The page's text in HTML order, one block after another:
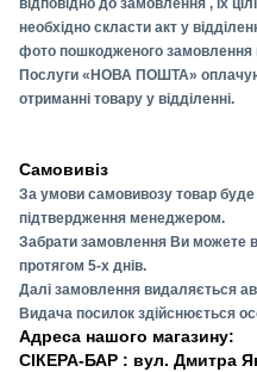
необхідно скласти акт у
фото пошкодженого замовлення
Послуги «НОВА ПОШТА»
отриманні товару у відділенні.
Самовивіз
За умови самовивозу товар буде
підтвердження менеджером.
Забрати замовлення Ви можете
протягом 5-х днів.
Далі замовлення видаляється
Видача посилок здійснюється
Адреса нашого магазину:
СІКЕРА-БАР : вул. Дмитра